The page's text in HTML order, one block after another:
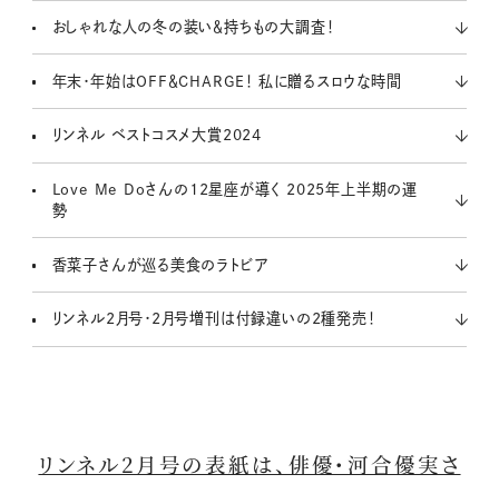
おしゃれな人の冬の装い＆持ちもの大調査！
年末・年始はOFF＆CHARGE！ 私に贈るスロウな時間
リンネル ベストコスメ大賞2024
Love Me Doさんの12星座が導く 2025年上半期の運
勢
香菜子さんが巡る美食のラトビア
リンネル2月号・2月号増刊は付録違いの2種発売！
リンネル2月号の表紙は、俳優・河合優実さ